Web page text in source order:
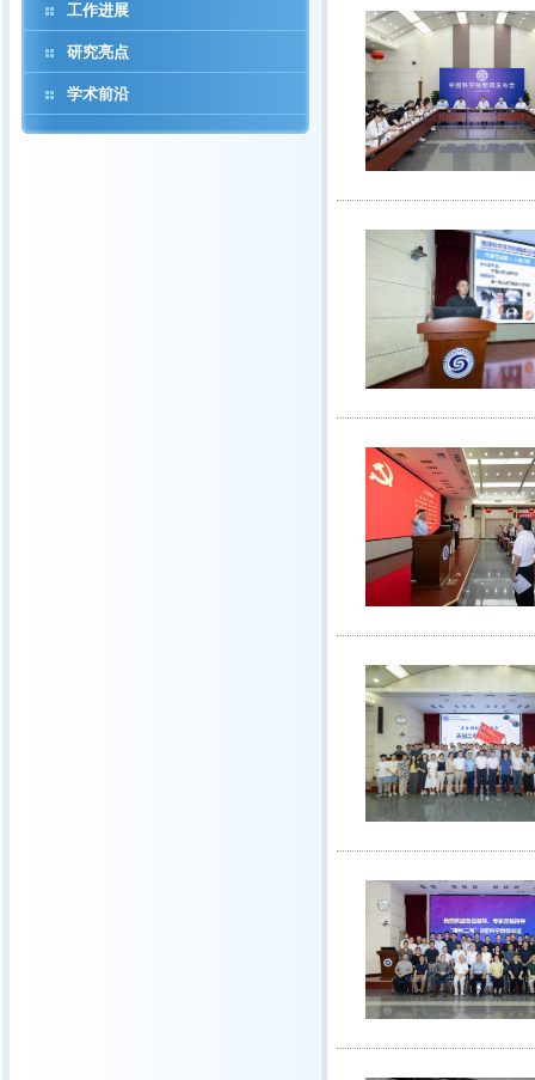
工作进展
研究亮点
学术前沿